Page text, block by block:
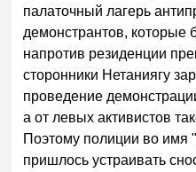
палаточный лагерь
демонстрантов, которые
напротив резиденции
сторонники Нетаниягу
проведение
а от левых активистов
Поэтому полиции во имя
пришлось устраивать